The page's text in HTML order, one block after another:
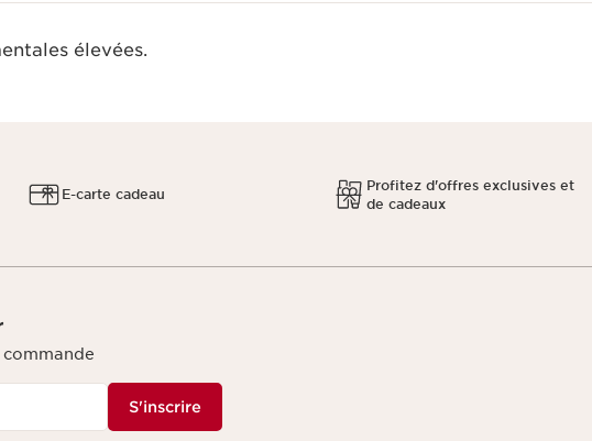
élevées.
E-carte cadeau
Profitez d'offres exclusives et
de cadeaux
S'inscrire